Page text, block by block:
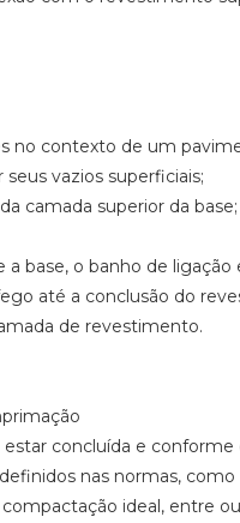
no contexto de um
vazios superficiais;
camada superior da base;
base, o banho de
até a conclusão do
de revestimento.
concluída e
nas normas, como
ideal, entre